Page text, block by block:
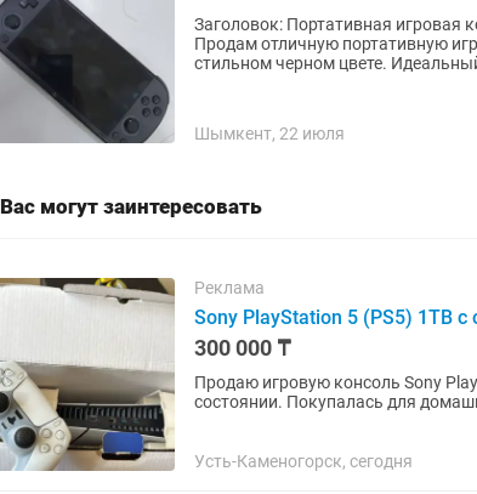
Заголовок: Портативная игровая
Продам отличную портативную
стильном черном цвете.
Шымкент, 22 июля
Вас могут заинтересовать
Реклама
Sony PlayStation 5 (PS5) 1TB
300 000 ₸
Продаю игровую консоль Sony
состоянии. Покупалась для
Усть-Каменогорск, сегодня